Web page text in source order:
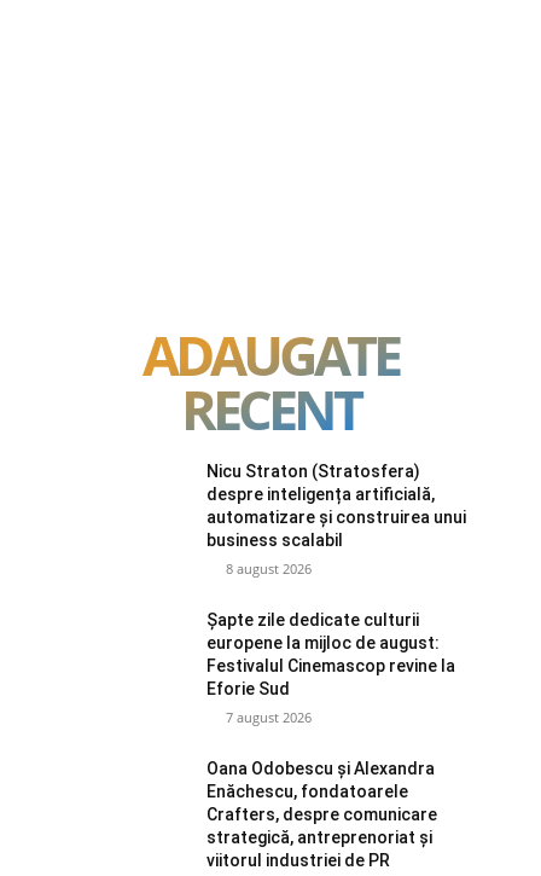
ADAUGATE
RECENT
Nicu Straton (Stratosfera)
despre inteligența artificială,
automatizare și construirea unui
business scalabil
8 august 2026
Șapte zile dedicate culturii
europene la mijloc de august:
Festivalul Cinemascop revine la
Eforie Sud
7 august 2026
Oana Odobescu și Alexandra
Enăchescu, fondatoarele
Crafters, despre comunicare
strategică, antreprenoriat și
viitorul industriei de PR